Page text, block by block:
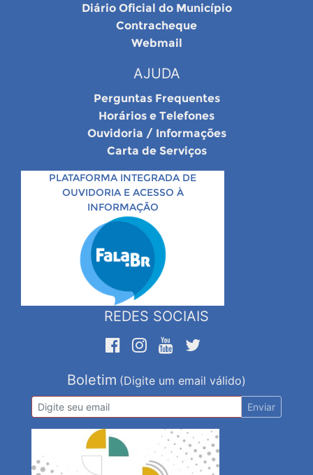
Diário Oficial do Município
Contracheque
Webmail
AJUDA
Perguntas Frequentes
Horários e Telefones
Ouvidoria / Informações
Carta de Serviços
PLATAFORMA INTEGRADA DE
OUVIDORIA E ACESSO À
INFORMAÇÃO
REDES SOCIAIS
Boletim (Digite um email válido)
Enviar